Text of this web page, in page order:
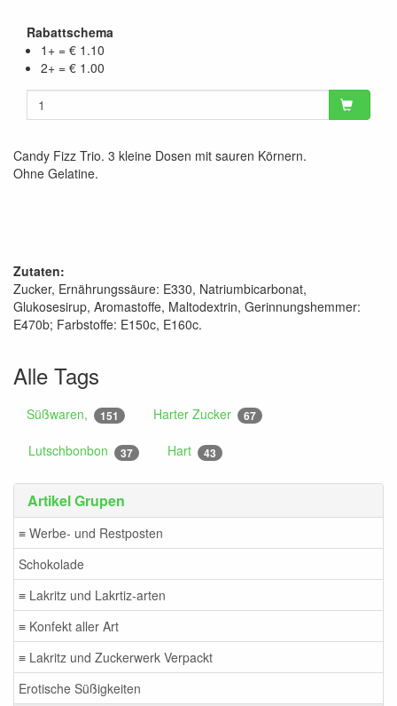
Artikel Grupen
≡ Werbe- und Restposten
Schokolade
≡ Lakritz und Lakrtiz-arten
≡ Konfekt aller Art
≡ Lakritz und Zuckerwerk Verpackt
Erotische Süßigkeiten
Rabattschema
1+ = € 1.10
2+ = € 1.00
Candy Fizz Trio. 3 kleine Dosen mit sauren Körnern.
Ohne Gelatine.
Zutaten:
Zucker, Ernährungssäure: E330, Natriumbicarbonat,
Glukosesirup, Aromastoffe, Maltodextrin, Gerinnungshemmer:
E470b; Farbstoffe: E150c, E160c.
Alle Tags
Süßwaren, 151 Harter Zucker 67
Lutschbonbon 37 Hart 43